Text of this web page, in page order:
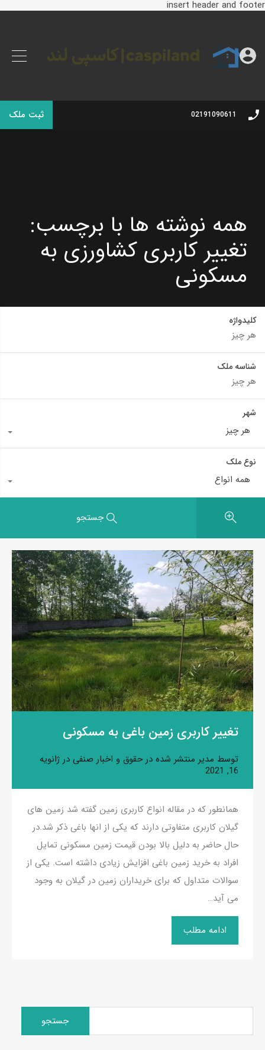
insert header and footer
02191090611 ثبت ملک
همه نوشته ها با برچسب:
تغییر کاربری کشاورزی به
مسکونی
کلیدواژه
شناسه ملک
شهر
هر چیز
نوع ملک
همه انواع
جستجو
تغییر کاربری زمین باغی به مسکونی
توسط مدیر منتشر شده درحقوق و اخبار صنفی در ژانویه
16, 2021
همانطور که در مقاله انواع کاربری زمین گفته شد زمین های
گیلان کاربری متفاوتی دارند که یکی از انها باغی ذکر شد.در
حال حاضر به دلیل بالا بودن قیمت زمین مسکونی تمایل
افراد به خرید زمین باغی افزایش زیادی داشته است. یکی از
سوالات متداول که برای خریداران زمین در گیلان به وجود
می آید…
ادامه مطلب
جستجو